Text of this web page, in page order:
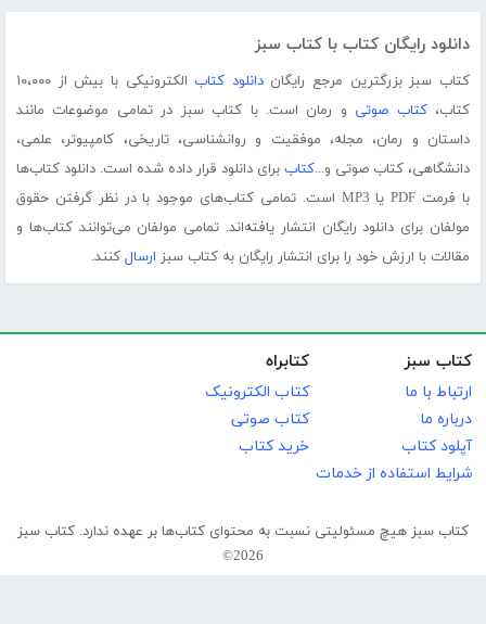
دانلود رایگان کتاب با کتاب سبز
کتاب سبز بزرگترین مرجع رایگاندانلود کتاب
الکترونیکی با بیش از ۱۰،۰۰۰
کتاب،کتاب صوتی و رمان است. با کتاب سبز در تمامی موضوعات مانند
داستان و رمان، مجله، موفقیت و روانشناسی، تاریخی، کامپیوتر، علمی،
دانشگاهی، کتاب صوتی و...کتاب برای دانلود قرار داده شده است. دانلود کتاب‌ها
با فرمت PDF یا MP3 است. تمامی کتاب‌های موجود با در نظر گرفتن حقوق
مولفان برای دانلود رایگان انتشار یافته‌اند. تمامی مولفان می‌توانند کتاب‌ها و
مقالات با ارزش خود را برای انتشار رایگان به کتاب سبز ارسال کنند.
کتاب سبز
ارتباط با ما
درباره ما
آپلود کتاب
شرایط استفاده از خدمات
کتابراه
کتاب الکترونیک
کتاب صوتی
خرید کتاب
کتاب سبز هیچ مسئولیتی نسبت به محتوای کتاب‌ها بر عهده ندارد. کتاب سبز
2026©